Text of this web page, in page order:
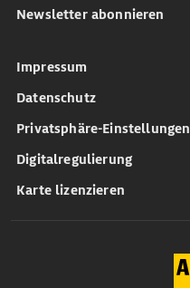
Newsletter abonnieren
Impressum
Datenschutz
Privatsphäre-Einstellungen
Digitalregulierung
Karte lizenzieren